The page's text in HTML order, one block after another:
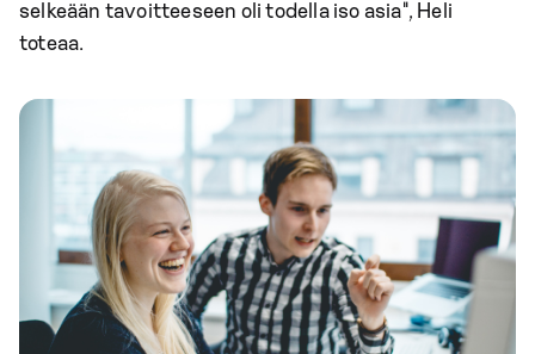
selkeään tavoitteeseen oli todella iso asia", Heli
toteaa.